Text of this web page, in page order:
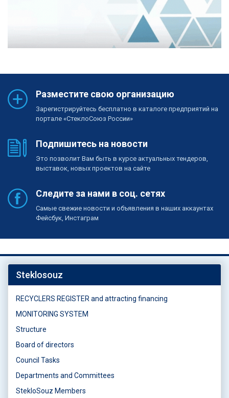
Разместите свою организацию
Зарегистрируйтесь бесплатно в каталоге предприятий на
портале «СтеклоСоюз России»
Подпишитесь на новости
Это позволит Вам быть в курсе актуальных тендеров,
выставок, новых проектов на сайте
Следите за нами в соц. сетях
Самые свежие новости и объявления в наших аккаунтах
Фейсбук, Инстаграм
Steklosouz
RECYCLERS REGISTER and attracting financing
MONITORING SYSTEM
Structure
Board of directors
Council Tasks
Departments and Committees
StekloSouz Members